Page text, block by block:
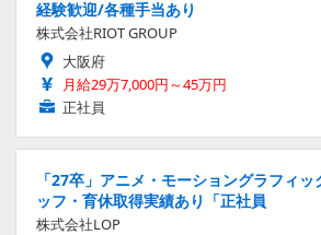
経験歓迎/各種手当あり
株式会社RIOT GROUP
大阪府
月給29万7,000円～45万円
正社員
「27卒」アニメ・モーショングラフィ
ッフ・育休取得実績あり「正社員
株式会社LOP